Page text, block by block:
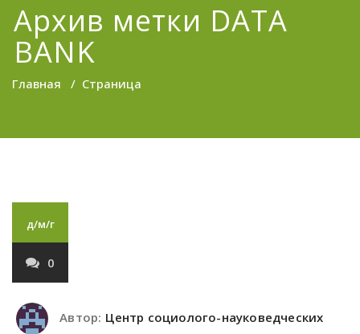
Архив метки DATA
BANK
Главная / Страница
д/м/г
0
Автор: Центр социолого-науковедческих